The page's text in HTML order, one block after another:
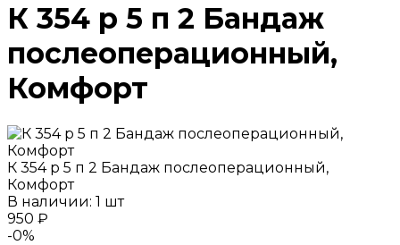
К 354 р 5 п 2 Бандаж
послеоперационный,
Комфорт
К 354 р 5 п 2 Бандаж послеоперационный,
Комфорт
В наличии: 1 шт
950 ₽
-0%